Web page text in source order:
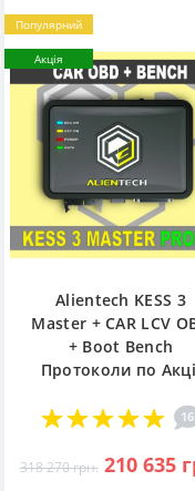
Популярний
Акція
Alientech KESS 3
Master + CAR LCV
+ Boot Bench
Протоколи по
16
318 270 грн. 210 635